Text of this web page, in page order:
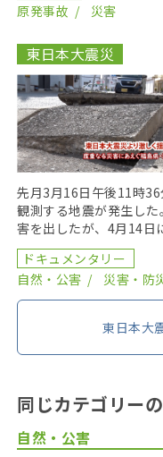
原発事故
災害
東日本大震災
先月3月16日午後11時
観測する地震が発生し
害を出したが、4月14日
も全線再開となり、ウ
ドキュメンタリー
自然・公害
災害・防
東日本大
同じカテゴリー
自然・公害